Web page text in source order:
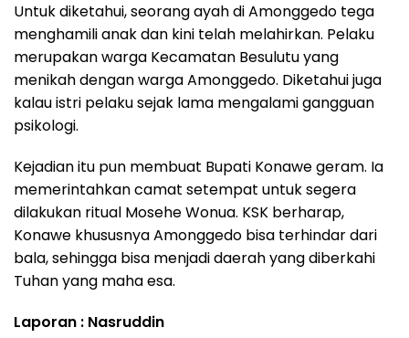
Untuk diketahui, seorang ayah di Amonggedo tega
menghamili anak dan kini telah melahirkan. Pelaku
merupakan warga Kecamatan Besulutu yang
menikah dengan warga Amonggedo. Diketahui juga
kalau istri pelaku sejak lama mengalami gangguan
psikologi.
Kejadian itu pun membuat Bupati Konawe geram. Ia
memerintahkan camat setempat untuk segera
dilakukan ritual Mosehe Wonua. KSK berharap,
Konawe khususnya Amonggedo bisa terhindar dari
bala, sehingga bisa menjadi daerah yang diberkahi
Tuhan yang maha esa.
Laporan : Nasruddin